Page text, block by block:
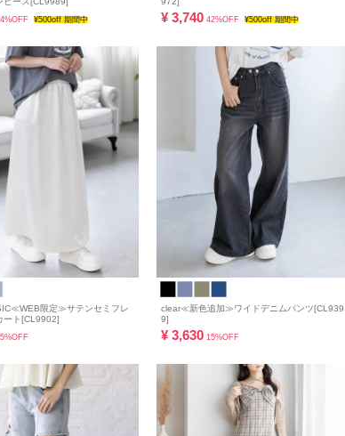
¥500off 期間中 ¥ 3,740 42%OFF ¥500off 期間中
限定≫サテンセミフレ
ート[CL9902]
clear≪新色追加≫ワイドデニムパンツ[CL939
9]
¥ 3,630 15%OFF